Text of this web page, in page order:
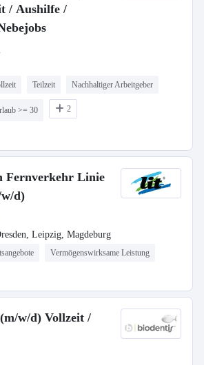
/ Aushilfe /
Teilzeit Nachhaltiger Arbeitgeber
>= 30 2
Fernverkehr Linie
d)
Leipzig, Magdeburg
Vermögenswirksame Leistung
w/d) Vollzeit /